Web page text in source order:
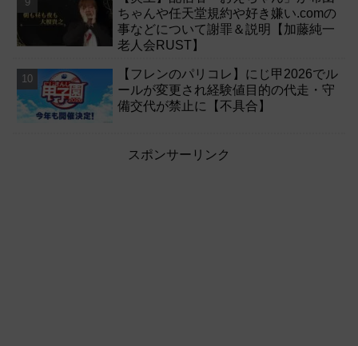
ちゃんや任天堂規約や好き嫌い.comの
事などについて謝罪＆説明【加藤純一
老人会RUST】
【フレンのパリコレ】にじ甲2026でル
ールが変更され経験値目的の代走・守
備交代が禁止に【不具合】
スポンサーリンク